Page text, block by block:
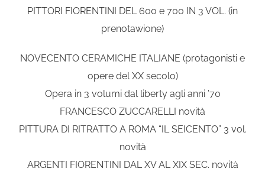
PITTORI FIORENTINI DEL 600 e 700 IN 3 VOL. (in
prenotawione)
NOVECENTO CERAMICHE ITALIANE (protagonisti e
opere del XX secolo)
Opera in 3 volumi dal liberty agli anni ’70
FRANCESCO ZUCCARELLI novità
PITTURA DI RITRATTO A ROMA “IL SEICENTO” 3 vol.
novità
ARGENTI FIORENTINI DAL XV AL XIX SEC. novità